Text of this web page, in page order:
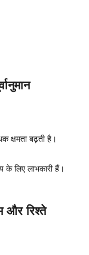
क्षमता बढ़ती है।
के लिए लाभकारी हैं।
रिश्ते